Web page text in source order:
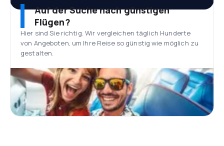
Auf der Suche nach günstigen
Flügen?
Hier sind Sie richtig. Wir vergleichen täglich Hunderte
von Angeboten, um Ihre Reise so günstig wie möglich zu
gestalten.